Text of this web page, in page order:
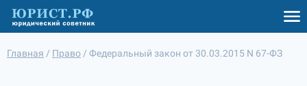
Главная / Право / Федеральный закон от 30.03.2015 N 67-ФЗ